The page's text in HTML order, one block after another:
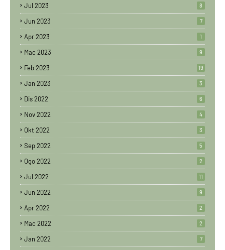
Jul 2023 8
Jun 2023 7
Apr 2023 1
Mac 2023 9
Feb 2023 19
Jan 2023 3
Dis 2022 6
Nov 2022 4
Okt 2022 3
Sep 2022 5
Ogo 2022 2
Jul 2022 11
Jun 2022 9
Apr 2022 2
Mac 2022 2
Jan 2022 7